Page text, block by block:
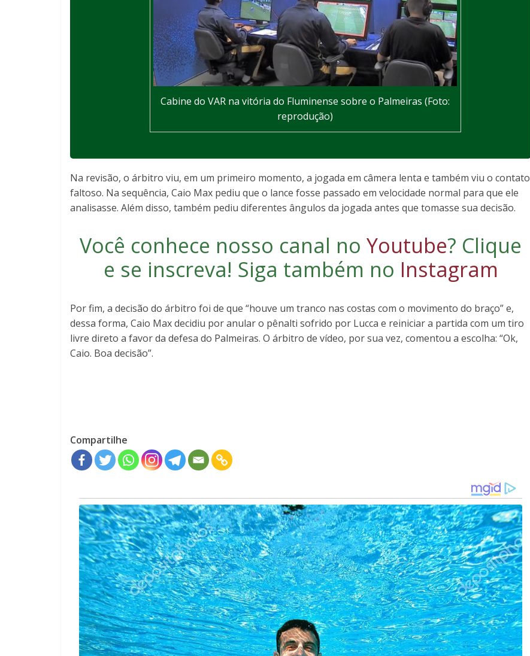
Cabine do VAR na vitória do Fluminense sobre o Palmeiras (Foto:
reprodução)
Na revisão, o árbitro viu, em um primeiro momento, a jogada em câmera lenta e também viu o contato
faltoso. Na sequência, Caio Max pediu que o lance fosse passado em velocidade normal para que ele
analisasse. Além disso, também pediu diferentes ângulos da jogada antes que tomasse sua decisão.
Você conhece nosso canal no Youtube? Clique
e se inscreva! Siga também no Instagram
Por fim, a decisão do árbitro foi de que “houve um tranco nas costas com o movimento do braço” e,
dessa forma, Caio Max decidiu por anular o pênalti sofrido por Lucca e reiniciar a partida com um tiro
livre direto a favor da defesa do Palmeiras. O árbitro de vídeo, por sua vez, comentou a escolha: “Ok,
Caio. Boa decisão”.
Compartilhe